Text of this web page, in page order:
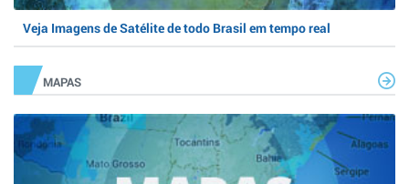
Veja Imagens de Satélite de todo Brasil em tempo real
MAPAS